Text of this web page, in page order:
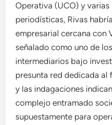
Operativa (UCO) y
periodísticas, Rivas
empresarial cercana con
señalado como uno de
intermediarios bajo
presunta red dedicada al
y las indagaciones
complejo entramado
supuestamente para